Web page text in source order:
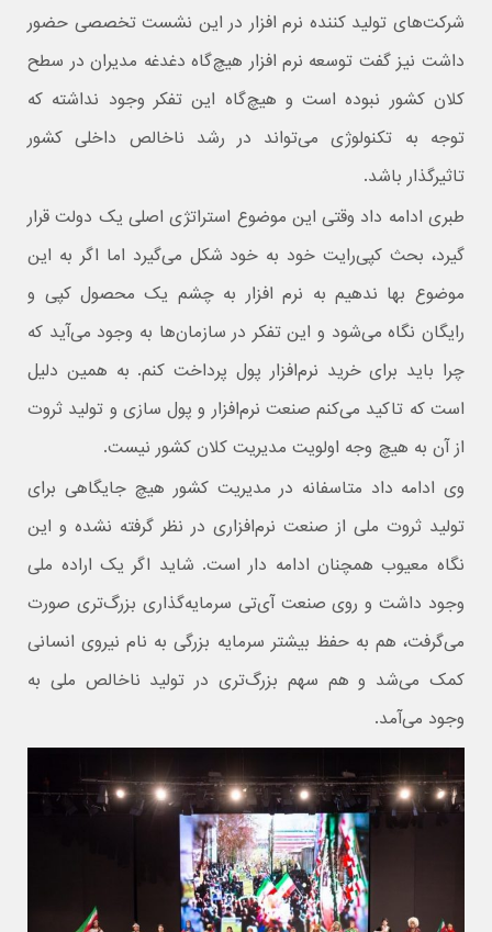
شرکت‌های تولید کننده نرم افزار در این نشست تخصصی حضور
داشت نیز گفت توسعه نرم افزار هیچ‌گاه دغدغه مدیران در سطح
کلان کشور نبوده است و هیچ‌گاه این تفکر وجود نداشته که
توجه به تکنولوژی می‌تواند در رشد ناخالص داخلی کشور
تاثیرگذار باشد.
طبری ادامه داد وقتی این موضوع استراتژی اصلی یک دولت قرار
گیرد، بحث کپی‌رایت خود به خود شکل می‌گیرد اما اگر به این
موضوع بها ندهیم به نرم افزار به چشم یک محصول کپی و
رایگان نگاه می‌شود و این تفکر در سازمان‌ها به وجود می‌آید که
چرا باید برای خرید نرم‌افزار پول پرداخت کنم. به همین دلیل
است که تاکید می‌کنم صنعت نرم‌افزار و پول سازی و تولید ثروت
از آن به هیچ وجه اولویت مدیریت کلان کشور نیست.
وی ادامه داد متاسفانه در مدیریت کشور هیچ جایگاهی برای
تولید ثروت ملی از صنعت نرم‌افزاری در نظر گرفته نشده و این
نگاه معیوب همچنان ادامه دار است. شاید اگر یک اراده ملی
وجود داشت و روی صنعت آی‌تی سرمایه‌گذاری بزرگ‌تری صورت
می‌گرفت، هم به حفظ بیشتر سرمایه بزرگی به نام نیروی انسانی
کمک می‌شد و هم سهم بزرگ‌تری در تولید ناخالص ملی به
وجود می‌آمد.